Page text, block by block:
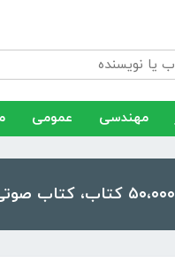
مهندسی عمومی